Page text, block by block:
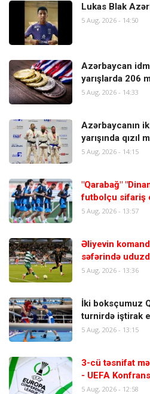
Lukas Blak
5 Aug, 2026 - 14:50
Azərbaycan
yarışlarda 206
5 Aug, 2026 - 14:33
Azərbaycanın
yarışında qızıl
5 Aug, 2026 - 14:15
"Qarabağ"
futbolçu sifariş
5 Aug, 2026 - 13:57
Əliyevin
səfərində
5 Aug, 2026 - 13:36
İki boksçumuz
turnirdə iştirak
5 Aug, 2026 - 13:15
3-cü təsnifat
- UEFA
5 Aug, 2026 - 12:58